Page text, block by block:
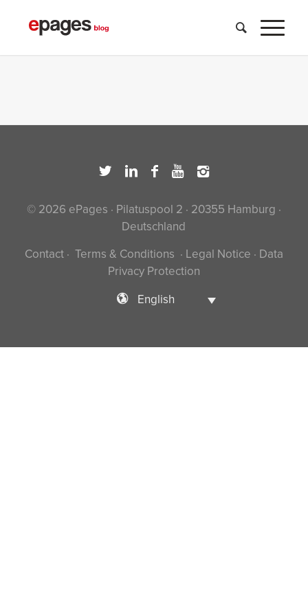
© 2026 ePages · Pilatuspool 2 · 20355 Hamburg ·
Deutschland
Contact· Terms & Conditions · Legal Notice · Data
Privacy Protection
English